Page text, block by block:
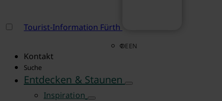
Tourist-Information Fürth
DEEN
Kontakt
Suche
Entdecken & Staunen
Inspiration